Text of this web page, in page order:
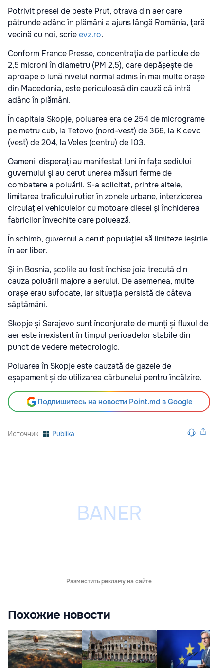
Potrivit presei de peste Prut, otrava din aer care
pătrunde adânc în plămâni a ajuns lângă România, ţară
vecină cu noi, scrieevz.ro.
Conform France Presse, concentrația de particule de
2,5 microni în diametru (PM 2,5), care depășește de
aproape o lună nivelul normal admis în mai multe orașe
din Macedonia, este periculoasă din cauză că intră
adânc în plămâni.
În capitala Skopje, poluarea era de 254 de micrograme
pe metru cub, la Tetovo (nord-vest) de 368, la Kicevo
(vest) de 204, la Veles (centru) de 103.
Oamenii disperaţi au manifestat luni în fața sediului
guvernului şi au cerut unerea măsuri ferme de
combatere a poluării. S-a solicitat, printre altele,
limitarea traficului rutier în zonele urbane, interzicerea
circulației vehiculelor cu motoare diesel și închiderea
fabricilor învechite care poluează.
În schimb, guvernul a cerut populației să limiteze ieșirile
în aer liber.
Şi în Bosnia, școlile au fost închise joia trecută din
cauza poluării majore a aerului. De asemenea, multe
orașe erau sufocate, iar situația persistă de câteva
săptămâni.
Skopje și Sarajevo sunt înconjurate de munți și fluxul de
aer este inexistent în timpul perioadelor stabile din
punct de vedere meteorologic.
Poluarea în Skopje este cauzată de gazele de
eșapament și de utilizarea cărbunelui pentru încălzire.
Подпишитесь на новости Point.md в Google
Источник Publika
Разместить рекламу на сайте
Похожие новости